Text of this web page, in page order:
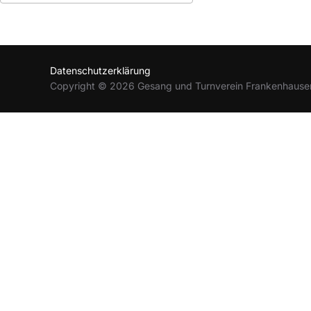
Datenschutzerklärung
Copyright © 2026 Gesang und Turnverein